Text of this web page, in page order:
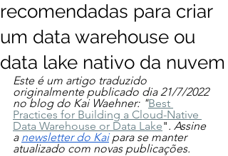
recomendadas para criar
um data warehouse ou
data lake nativo da nuvem
Este é um artigo traduzido
originalmente publicado dia 21/7/2022
no blog do Kai Waehner: "Best
Practices for Building a Cloud-Native
Data Warehouse or Data Lake". Assine
a newsletter do Kai para se manter
atualizado com novas publicações.